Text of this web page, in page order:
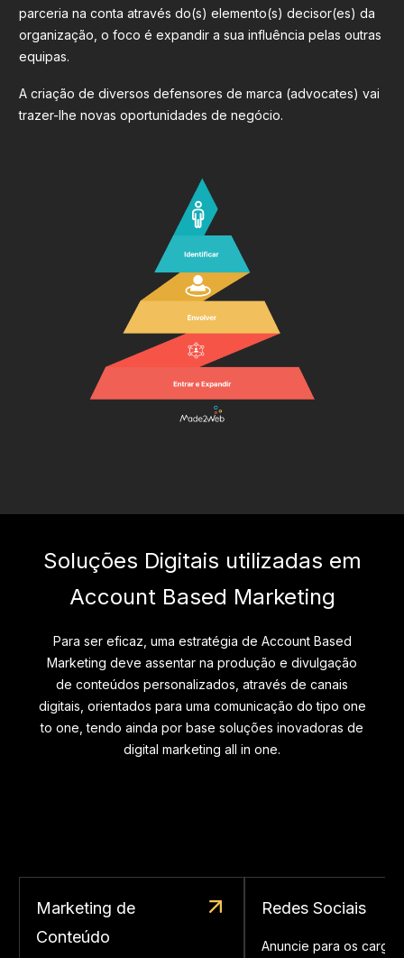
parceria na conta através do(s) elemento(s) decisor(es) da
organização, o foco é expandir a sua influência pelas outras
equipas.
A criação de diversos defensores de marca (advocates) vai
trazer-lhe novas oportunidades de negócio.
Soluções Digitais utilizadas em
Account Based Marketing
Para ser eficaz, uma estratégia de Account Based
Marketing deve assentar na produção e divulgação
de conteúdos personalizados, através de canais
digitais, orientados para uma comunicação do tipo one
to one, tendo ainda por base soluções inovadoras de
digital marketing all in one.
Marketing de
Conteúdo
Redes Sociais
Anuncie para os cargos